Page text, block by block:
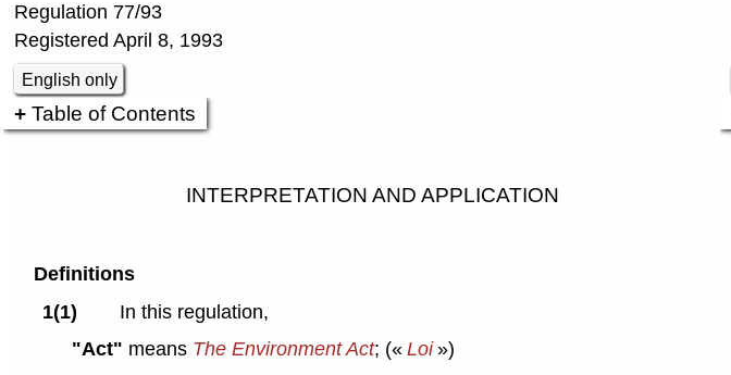
Regulation 77/93
Registered April 8, 1993
English only
Table of Contents
INTERPRETATION AND APPLICATION
Definitions
1(1)
In this regulation,
"Act" means The Environment Act; (« Loi»)